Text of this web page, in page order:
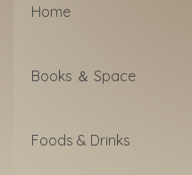
Home
Books ＆ Space
Foods & Drinks